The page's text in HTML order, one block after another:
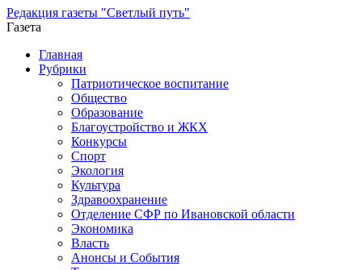
Редакция газеты "Светлый путь"
Газета
Промотать
содержимому
Главная
Рубрики
Патриотическое воспитание
Общество
Образование
Благоустройство и ЖКХ
Конкурсы
Спорт
Экология
Культура
Здравоохранение
Отделение СФР по Ивановской области
Экономика
Власть
Анонсы и События